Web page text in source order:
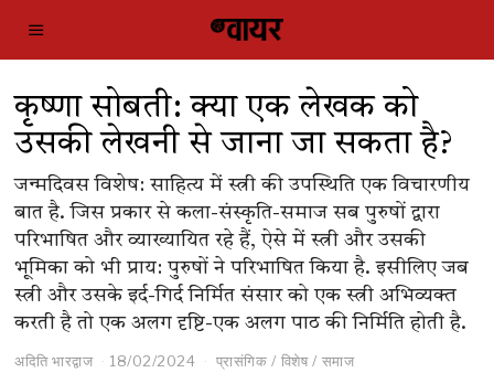
कृष्णा सोबती: क्या एक लेखक को
उसकी लेखनी से जाना जा सकता है?
जन्मदिवस विशेष: साहित्य में स्त्री की उपस्थिति एक विचारणीय
बात है. जिस प्रकार से कला-संस्कृति-समाज सब पुरुषों द्वारा
परिभाषित और व्याख्यायित रहे हैं, ऐसे में स्त्री और उसकी
भूमिका को भी प्राय: पुरुषों ने परिभाषित किया है. इसीलिए जब
स्त्री और उसके इर्द-गिर्द निर्मित संसार को एक स्त्री अभिव्यक्त
करती है तो एक अलग दृष्टि-एक अलग पाठ की निर्मिति होती है.
अदिति भारद्वाज 18/02/2024 प्रासंगिक / विशेष / समाज